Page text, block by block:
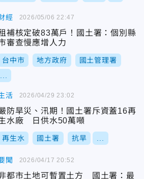
經
補核定破83萬戶！國土署：個別縣
審查慢應增人力
台中市 地方政府 國土管理署
2026/05/06 22:47
活
防旱災、汛期！國土署斥資蓋16再
水廠 日供水50萬噸
再生水 國土署 抗旱
2026/04/29 23:02
聞
都市土地可暫置土方 國土署：最
2026/04/17 20:52